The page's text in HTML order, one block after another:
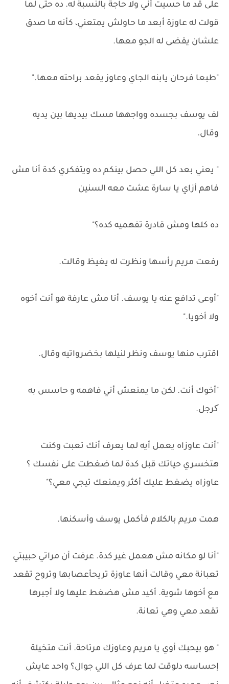
على قد ما حسيت أني ولا حاجة بالنسبة له. ده حتى لما
قولت له عاوزة أبعد ما حاولش يمتعني، كأنه ما صدق
علشان يقضى له الجو معها.
"طبعا فرحان يابنه الجاي وعاوز يقعد براحته معها."
لف يوسف بجسده وواجهها مسك بيديها بين يديه
وقال.
" يعني بعد كل اللي حصل بينكم ده ويتفكري كدة أنا مش
فاهم أزاي يا سارة عشت معه السنين
ده كلها ومش قادرة تفهميه كده؟"
رفعت مريم رأسها ونظرت له يغيظ وقالت.
"أوعى تدافع عنه يا يوسف. أنا مش عارفة هو أنت أخوه
ولا أخويا."
اقترب منها يوسف ونظر لنيلها بخضرواتيه وقال.
"أخوك أنت. لكن ما يمنعش أني فاهمه و حاسس به
کرجل.
"أنت عاوزاه يعمل أيه لما يعرف أنك تعبت وكنت
هتخسري حياتك قبل كدة لما ضغطت على نفسك ؟
عاوزاه يضغط عليك أكثر ويمنعك تيجي معي؟"
همت مريم بالكلام فأكمل يوسف وأسكنها.
"أنا لو مكانه مش هعمل غير كدة. عرفت أن مراتي حبيبتي
تعبانة معي وقالت أنها عاوزة تريحأعصابها وتروح تقعد
مع أخوها شوية. أكيد مش هضغط عليها ولا أجبرها
تقعد معي وهي تعانة.
" هو بيحبك أوي يا مريم وعاوزك مرتاحة. أنت متخيلة
إحساسه دلوقت لما عرف كل اللي جوال؟ واحد عايش